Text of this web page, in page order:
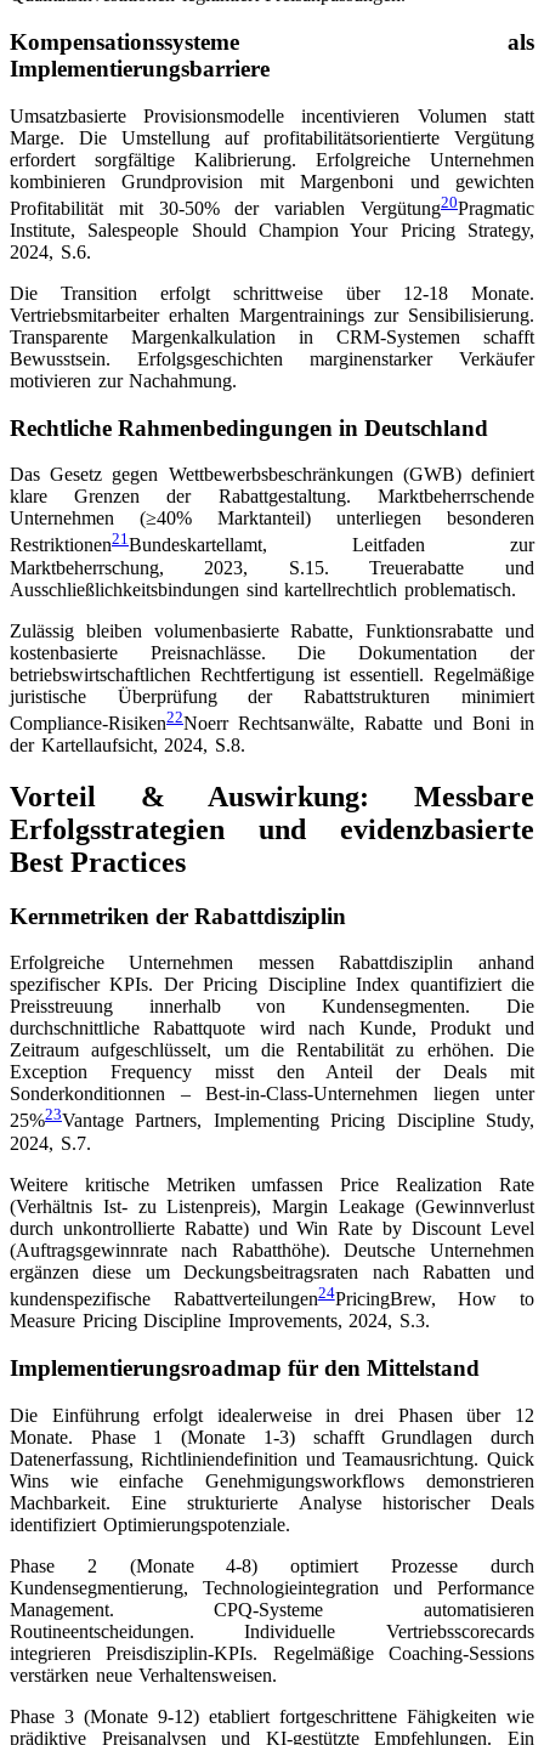
Kompensationssysteme als
Implementierungsbarriere
Umsatzbasierte Provisionsmodelle incentivieren Volumen statt
Marge. Die Umstellung auf profitabilitätsorientierte Vergütung
erfordert sorgfältige Kalibrierung. Erfolgreiche Unternehmen
kombinieren Grundprovision mit Margenboni und gewichten
Profitabilität mit 30-50% der variablen Vergütung20Pragmatic
Institute, Salespeople Should Champion Your Pricing Strategy,
2024, S.6.
Die Transition erfolgt schrittweise über 12-18 Monate.
Vertriebsmitarbeiter erhalten Margentrainings zur Sensibilisierung.
Transparente Margenkalkulation in CRM-Systemen schafft
Bewusstsein. Erfolgsgeschichten marginenstarker Verkäufer
motivieren zur Nachahmung.
Rechtliche Rahmenbedingungen in Deutschland
Das Gesetz gegen Wettbewerbsbeschränkungen (GWB) definiert
klare Grenzen der Rabattgestaltung. Marktbeherrschende
Unternehmen (≥40% Marktanteil) unterliegen besonderen
Restriktionen21Bundeskartellamt, Leitfaden zur
Marktbeherrschung, 2023, S.15. Treuerabatte und
Ausschließlichkeitsbindungen sind kartellrechtlich problematisch.
Zulässig bleiben volumenbasierte Rabatte, Funktionsrabatte und
kostenbasierte Preisnachlässe. Die Dokumentation der
betriebswirtschaftlichen Rechtfertigung ist essentiell. Regelmäßige
juristische Überprüfung der Rabattstrukturen minimiert
Compliance-Risiken22Noerr Rechtsanwälte, Rabatte und Boni in
der Kartellaufsicht, 2024, S.8.
Vorteil & Auswirkung: Messbare
Erfolgsstrategien und evidenzbasierte
Best Practices
Kernmetriken der Rabattdisziplin
Erfolgreiche Unternehmen messen Rabattdisziplin anhand
spezifischer KPIs. Der Pricing Discipline Index quantifiziert die
Preisstreuung innerhalb von Kundensegmenten. Die
durchschnittliche Rabattquote wird nach Kunde, Produkt und
Zeitraum aufgeschlüsselt, um die Rentabilität zu erhöhen. Die
Exception Frequency misst den Anteil der Deals mit
Sonderkonditionnen – Best-in-Class-Unternehmen liegen unter
25%23Vantage Partners, Implementing Pricing Discipline Study,
2024, S.7.
Weitere kritische Metriken umfassen Price Realization Rate
(Verhältnis Ist- zu Listenpreis), Margin Leakage (Gewinnverlust
durch unkontrollierte Rabatte) und Win Rate by Discount Level
(Auftragsgewinnrate nach Rabatthöhe). Deutsche Unternehmen
ergänzen diese um Deckungsbeitragsraten nach Rabatten und
kundenspezifische Rabattverteilungen24PricingBrew, How to
Measure Pricing Discipline Improvements, 2024, S.3.
Implementierungsroadmap für den Mittelstand
Die Einführung erfolgt idealerweise in drei Phasen über 12
Monate. Phase 1 (Monate 1-3) schafft Grundlagen durch
Datenerfassung, Richtliniendefinition und Teamausrichtung. Quick
Wins wie einfache Genehmigungsworkflows demonstrieren
Machbarkeit. Eine strukturierte Analyse historischer Deals
identifiziert Optimierungspotenziale.
Phase 2 (Monate 4-8) optimiert Prozesse durch
Kundensegmentierung, Technologieintegration und Performance
Management. CPQ-Systeme automatisieren
Routineentscheidungen. Individuelle Vertriebsscorecards
integrieren Preisdisziplin-KPIs. Regelmäßige Coaching-Sessions
verstärken neue Verhaltensweisen.
Phase 3 (Monate 9-12) etabliert fortgeschrittene Fähigkeiten wie
prädiktive Preisanalysen und KI-gestützte Empfehlungen. Ein